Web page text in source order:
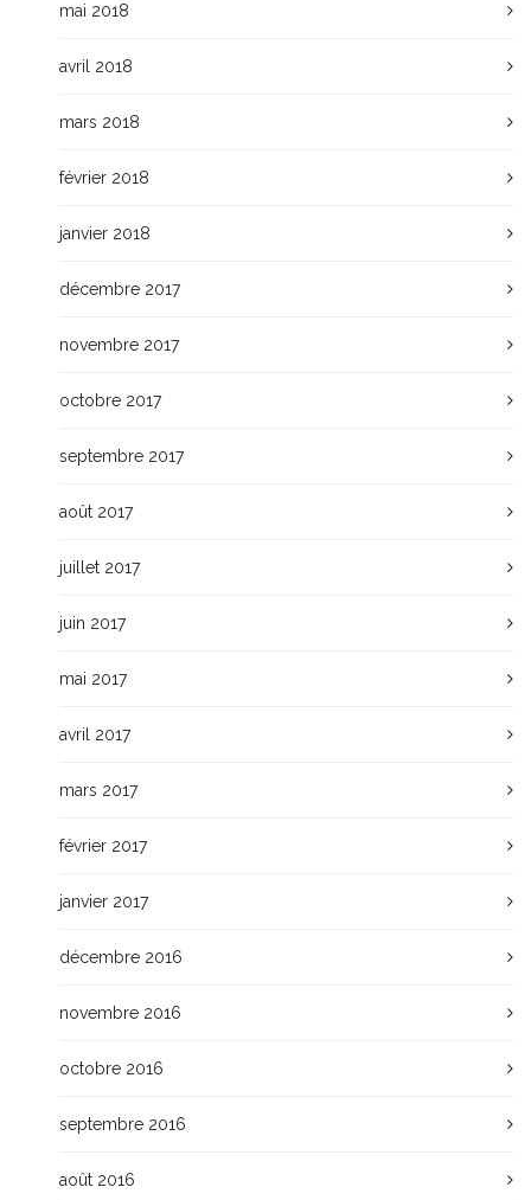
mai 2018
avril 2018
mars 2018
février 2018
janvier 2018
décembre 2017
novembre 2017
octobre 2017
septembre 2017
août 2017
juillet 2017
juin 2017
mai 2017
avril 2017
mars 2017
février 2017
janvier 2017
décembre 2016
novembre 2016
octobre 2016
septembre 2016
août 2016